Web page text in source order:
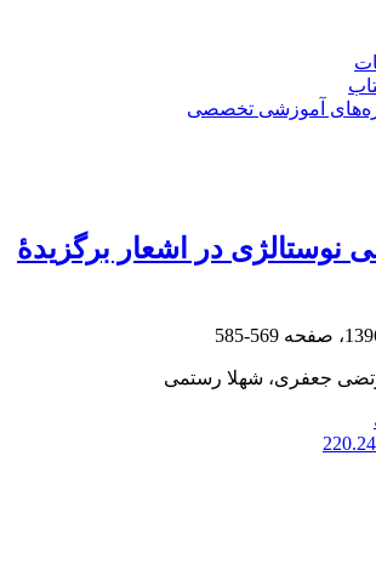
آموزشی تخصصی
نوستالژی در اشعار برگزیدۀ
569-585
جعفری، شهلا رستمی